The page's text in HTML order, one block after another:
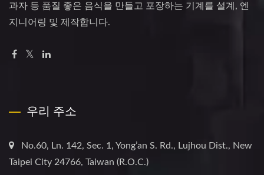
과자 등 품질 좋은 음식을 만들고 포장하는 기계를 설계, 엔
지니어링 및 제작합니다.
우리 주소
No.60, Ln. 142, Sec. 1, Yong’an S. Rd., Lujhou Dist., New
Taipei City 24766, Taiwan (R.O.C.)